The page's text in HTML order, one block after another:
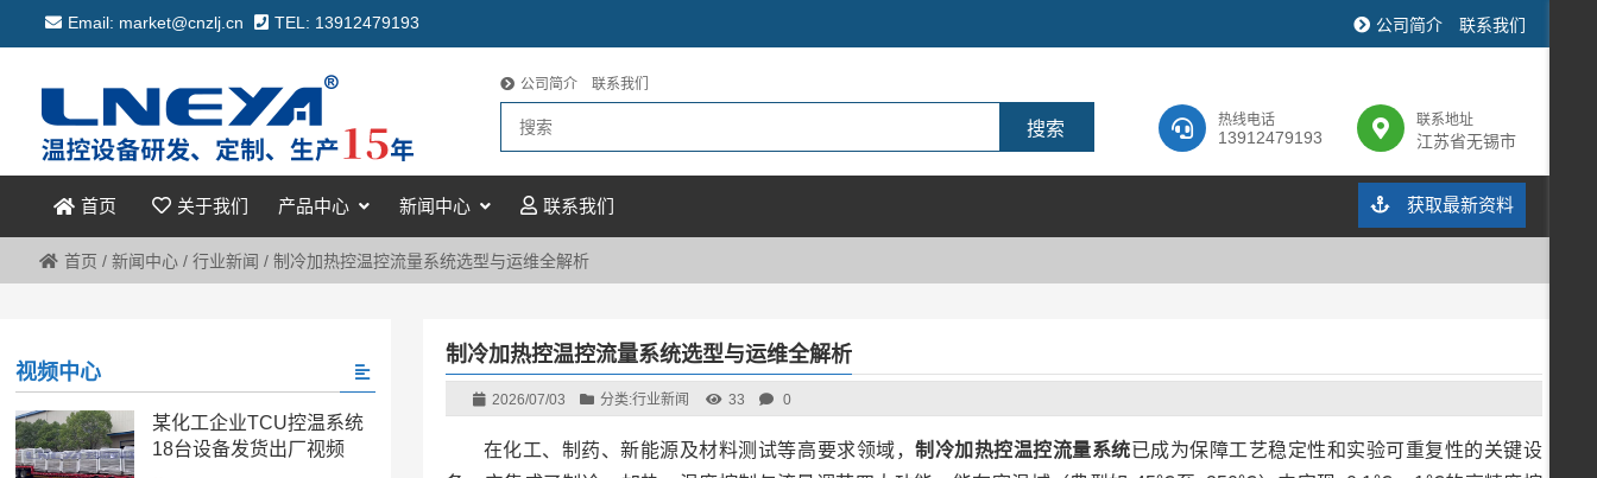
Email: market@cnzlj.cn TEL: 13912479193 公司简介 联系我们
热线电话
13912479193
联系地址
江苏省无锡市
公司简介 联系我们
首页 关于我们 产品中心 新闻中心 联系我们 获取最新资料
首页 / 新闻中心/ 行业新闻 / 制冷加热控温控流量系统选型与运维全解析
制冷加热控温控流量系统选型与运维全解析
2026/07/03 分类:行业新闻 33 0
在化工、制药、新能源及材料测试等高要求领域，制冷加热控温控流量系统已成为保障工艺稳定性和实验可重复性的关键设
视频中心
某化工企业TCU控温系统
18台设备发货出厂视频